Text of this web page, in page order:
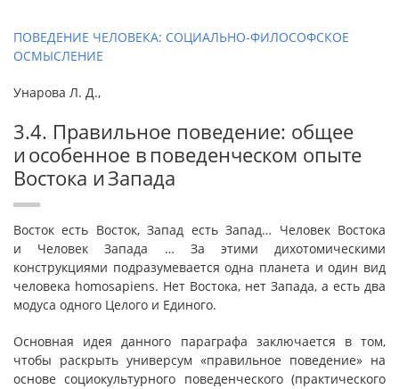
ПОВЕДЕНИЕ ЧЕЛОВЕКА: СОЦИАЛЬНО-ФИЛОСОФСКОЕ
ОСМЫСЛЕНИЕ
Унарова Л. Д.,
3.4. Правильное поведение: общее
и особенное в поведенческом опыте
Востока и Запада
Восток есть Восток, Запад есть Запад… Человек Востока
и Человек Запада … За этими дихотомическими
конструкциями подразумевается одна планета и один вид
человека homosapiens. Нет Востока, нет Запада, а есть два
модуса одного Целого и Единого.
Основная идея данного параграфа заключается в том,
чтобы раскрыть универсум «правильное поведение» на
основе социокультурного поведенческого (практического